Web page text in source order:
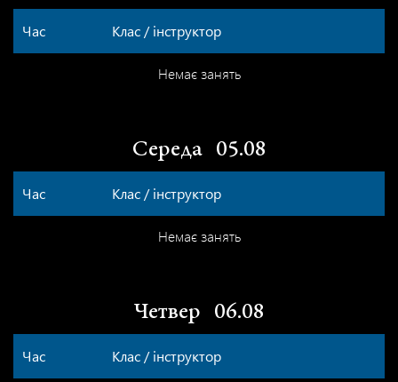
Час Клас / інструктор
Немає занять
Середа 05.08
Час Клас / інструктор
Немає занять
Четвер 06.08
Час Клас / інструктор